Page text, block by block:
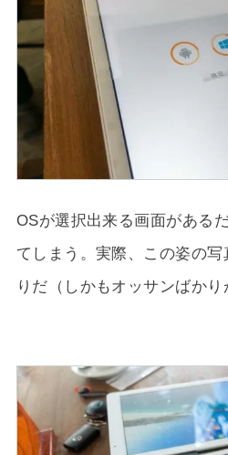
OSが選択出来る画面がある
てしまう。実際、この姿の
りだ（しかもオッサンばかり